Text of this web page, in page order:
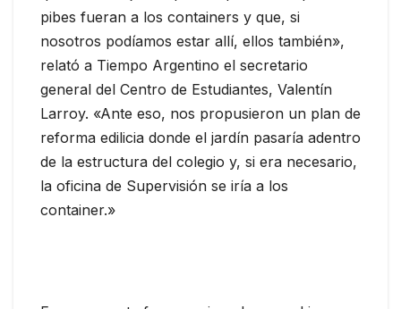
pibes fueran a los containers y que, si
nosotros podíamos estar allí, ellos también»,
relató a Tiempo Argentino el secretario
general del Centro de Estudiantes, Valentín
Larroy. «Ante eso, nos propusieron un plan de
reforma edilicia donde el jardín pasaría adentro
de la estructura del colegio y, si era necesario,
la oficina de Supervisión se iría a los
container.»